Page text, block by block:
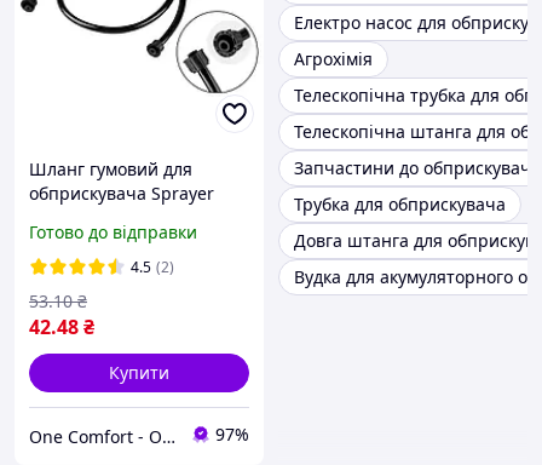
Шланг гумовий для
обприскувача Sprayer
Готово до відправки
4.5 (2)
42.48₴
53.10 ₴
Купити
One Comfort - Один комфорт 97%
Електро насос для
Агрохімія
Телескопічна трубка для
Телескопічна штанга для
Запчастини до
Трубка для обприскувача
Довга штанга для
Вудка для акумуляторного